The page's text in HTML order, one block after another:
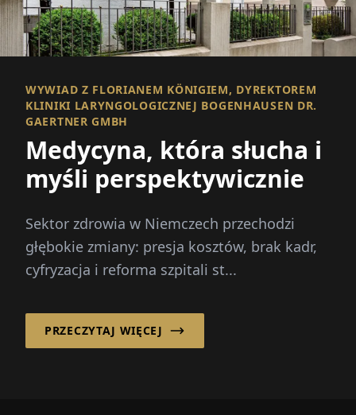
WYWIAD Z FLORIANEM KÖNIGIEM, DYREKTOREM
KLINIKI LARYNGOLOGICZNEJ BOGENHAUSEN DR.
GAERTNER GMBH
Medycyna, która słucha i
myśli perspektywicznie
Sektor zdrowia w Niemczech przechodzi
głębokie zmiany: presja kosztów, brak kadr,
cyfryzacja i reforma szpitali st...
PRZECZYTAJ WIĘCEJ